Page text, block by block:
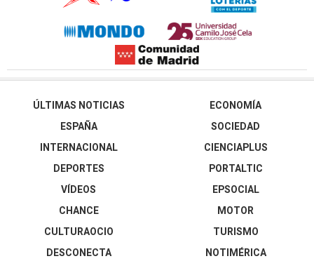
ÚLTIMAS NOTICIAS
ESPAÑA
INTERNACIONAL
DEPORTES
VÍDEOS
ECONOMÍA
SOCIEDAD
CIENCIAPLUS
PORTALTIC
EPSOCIAL
CHANCE
CULTURAOCIO
DESCONECTA
MOTOR
TURISMO
NOTIMÉRICA